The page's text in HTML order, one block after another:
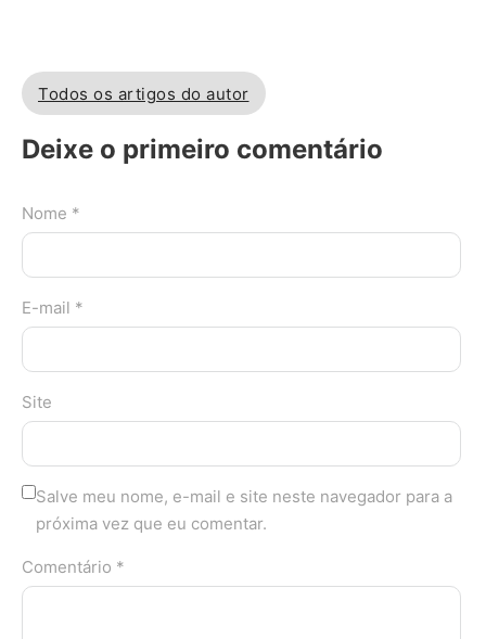
Todos os artigos do autor
Deixe o primeiro comentário
Nome *
E-mail *
Site
Salve meu nome, e-mail e site neste navegador para a
próxima vez que eu comentar.
Comentário *